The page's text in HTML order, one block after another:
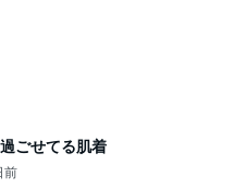
ごせてる肌着
前